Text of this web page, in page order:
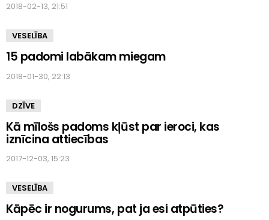
2018-02-13, 21:51
VESELĪBA
15 padomi labākam miegam
2018-01-30, 22:13
DZĪVE
Kā mīlošs padoms kļūst par ieroci, kas
iznīcina attiecības
2017-12-03, 15:23
VESELĪBA
Kāpēc ir nogurums, pat ja esi atpūties?